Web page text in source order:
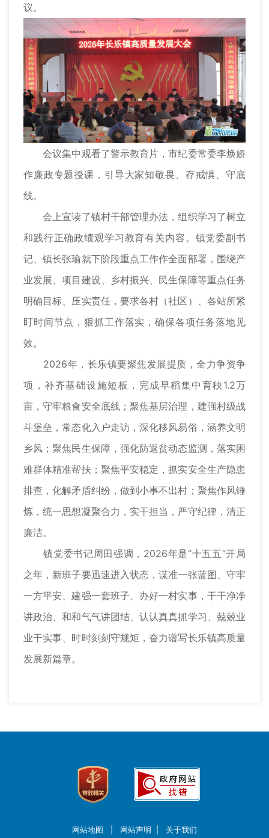
议。
会议集中观看了警示教育片，市纪委常委李焕娇
作廉政专题授课，引导大家知敬畏、存戒惧、守底
线。
会上宣读了镇村干部管理办法，组织学习了树立
和践行正确政绩观学习教育有关内容。镇党委副书
记、镇长张瑜就下阶段重点工作作全面部署，围绕产
业发展、项目建设、乡村振兴、民生保障等重点任务
明确目标、压实责任，要求各村（社区）、各站所紧
盯时间节点，狠抓工作落实，确保各项任务落地见
效。
2026年，长乐镇要聚焦发展提质，全力争资争
项，补齐基础设施短板，完成早稻集中育秧1.2万
亩，守牢粮食安全底线；聚焦基层治理，建强村级战
斗堡垒，常态化入户走访，深化移风易俗，涵养文明
乡风；聚焦民生保障，强化防返贫动态监测，落实困
难群体精准帮扶；聚焦平安稳定，抓实安全生产隐患
排查，化解矛盾纠纷，做到小事不出村；聚焦作风锤
炼，统一思想凝聚合力，实干担当，严守纪律，清正
廉洁。
镇党委书记周田强调，2026年是“十五五”开局
之年，新班子要迅速进入状态，谋准一张蓝图、守牢
一方平安、建强一套班子、办好一村实事，干干净净
讲政治、和和气气讲团结、认认真真抓学习、兢兢业
业干实事、时时刻刻守规矩，奋力谱写长乐镇高质量
发展新篇章。
网站地图 网站声明 关于我们